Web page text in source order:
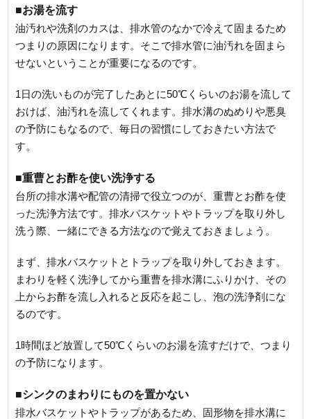
■お湯を流す
油汚れや洗剤のカスは、排水管のなかで冷えて固まるため
つまりの原因になります。そこで排水管に油汚れを固まら
せないということが重要になるのです。
1日の洗いものが完了したあとに50℃くらいのお湯を流して
おけば、油汚れを流してくれます。排水溝のぬめりや悪臭
の予防にもなるので、毎日の習慣にしておきたい方法で
す。
■重曹とお酢を使い洗浄する
台所の排水溝や配管の清掃で役立つのが、重曹とお酢を使
った洗浄方法です。排水バスケットやトラップを取り外し
洗う際、一緒にできる方法なので覚えておきましょう。
まず、排水バスケットとトラップを取り外しておきます。
まわりを軽く洗浄してから重曹を排水溝にふりかけ、その
上からお酢を流し入れると反応を起こし、泡の洗浄剤にな
るのです。
1時間ほど放置して50℃くらいのお湯を流すだけで、つまり
の予防になります。
■シンクのまわりにものを置かない
排水バスケットやトラップがあるため、固形物を排水溝に